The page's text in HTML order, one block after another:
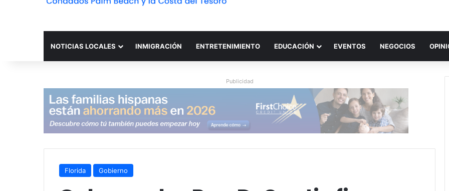
NOTICIAS LOCALES INMIGRACIÓN ENTRETENIMIENTO EDUCACIÓN EVENTOS NEGOCIOS
Publicidad
Florida Gobierno